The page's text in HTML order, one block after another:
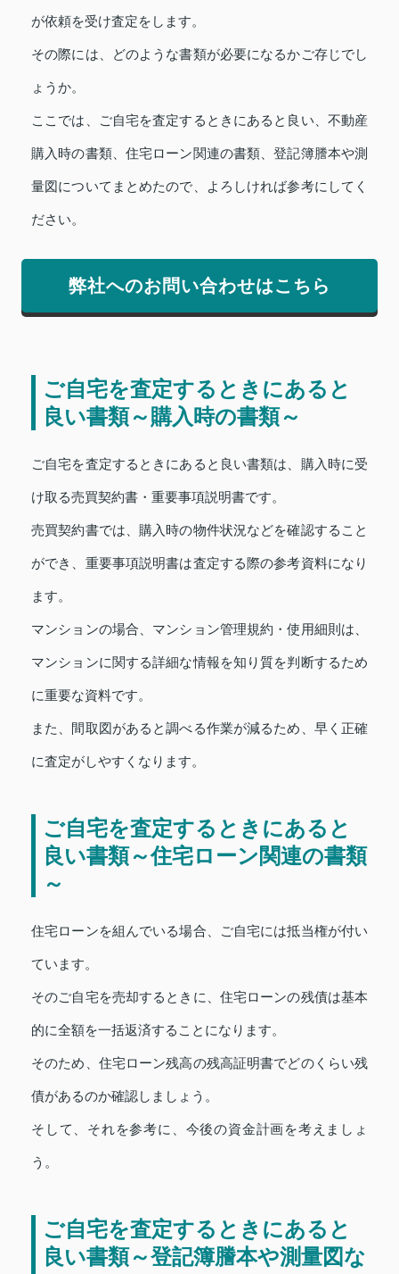
が依頼を受け査定をします。
その際には、どのような書類が必要になるかご存じでし
ょうか。
ここでは、ご自宅を査定するときにあると良い、不動産
購入時の書類、住宅ローン関連の書類、登記簿謄本や測
量図についてまとめたので、よろしければ参考にしてく
ださい。
弊社へのお問い合わせはこちら
ご自宅を査定するときにあると
良い書類～購入時の書類～
ご自宅を査定するときにあると良い書類は、購入時に受
け取る売買契約書・重要事項説明書です。
売買契約書では、購入時の物件状況などを確認すること
ができ、重要事項説明書は査定する際の参考資料になり
ます。
マンションの場合、マンション管理規約・使用細則は、
マンションに関する詳細な情報を知り質を判断するため
に重要な資料です。
また、間取図があると調べる作業が減るため、早く正確
に査定がしやすくなります。
ご自宅を査定するときにあると
良い書類～住宅ローン関連の書類
～
住宅ローンを組んでいる場合、ご自宅には抵当権が付い
ています。
そのご自宅を売却するときに、住宅ローンの残債は基本
的に全額を一括返済することになります。
そのため、住宅ローン残高の残高証明書でどのくらい残
債があるのか確認しましょう。
そして、それを参考に、今後の資金計画を考えましょ
う。
ご自宅を査定するときにあると
良い書類～登記簿謄本や測量図な